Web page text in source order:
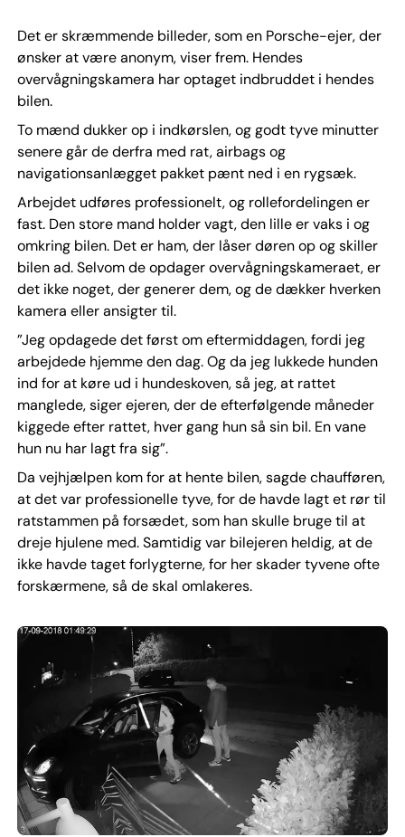
Det er skræmmende billeder, som en Porsche-ejer, der
ønsker at være anonym, viser frem. Hendes
overvågningskamera har optaget indbruddet i hendes
bilen.
To mænd dukker op i indkørslen, og godt tyve minutter
senere går de derfra med rat, airbags og
navigationsanlægget pakket pænt ned i en rygsæk.
Arbejdet udføres professionelt, og rollefordelingen er
fast. Den store mand holder vagt, den lille er vaks i og
omkring bilen. Det er ham, der låser døren op og skiller
bilen ad. Selvom de opdager overvågningskameraet, er
det ikke noget, der generer dem, og de dækker hverken
kamera eller ansigter til.
”Jeg opdagede det først om eftermiddagen, fordi jeg
arbejdede hjemme den dag. Og da jeg lukkede hunden
ind for at køre ud i hundeskoven, så jeg, at rattet
manglede, siger ejeren, der de efterfølgende måneder
kiggede efter rattet, hver gang hun så sin bil. En vane
hun nu har lagt fra sig”.
Da vejhjælpen kom for at hente bilen, sagde chaufføren,
at det var professionelle tyve, for de havde lagt et rør til
ratstammen på forsædet, som han skulle bruge til at
dreje hjulene med. Samtidig var bilejeren heldig, at de
ikke havde taget forlygterne, for her skader tyvene ofte
forskærmene, så de skal omlakeres.